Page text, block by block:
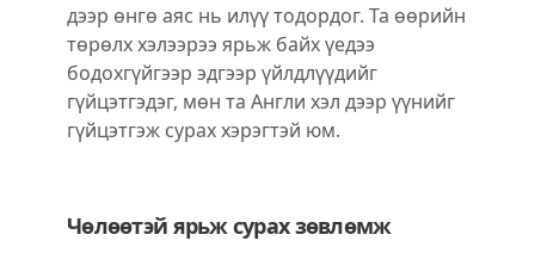
дээр өнгө аяс нь илүү тодордог. Та өөрийн
төрөлх хэлээрээ ярьж байх үедээ
бодохгүйгээр эдгээр үйлдлүүдийг
гүйцэтгэдэг, мөн та Англи хэл дээр үүнийг
гүйцэтгэж сурах хэрэгтэй юм.
Чөлөөтэй ярьж сурах зөвлөмж